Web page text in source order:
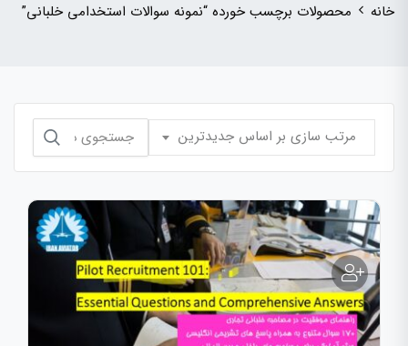
خانه محصولات برچسب خورده “نمونه سوالات استخدامی خلبانی”
مرتب سازی بر اساس جدیدترین
جستجو
برای: